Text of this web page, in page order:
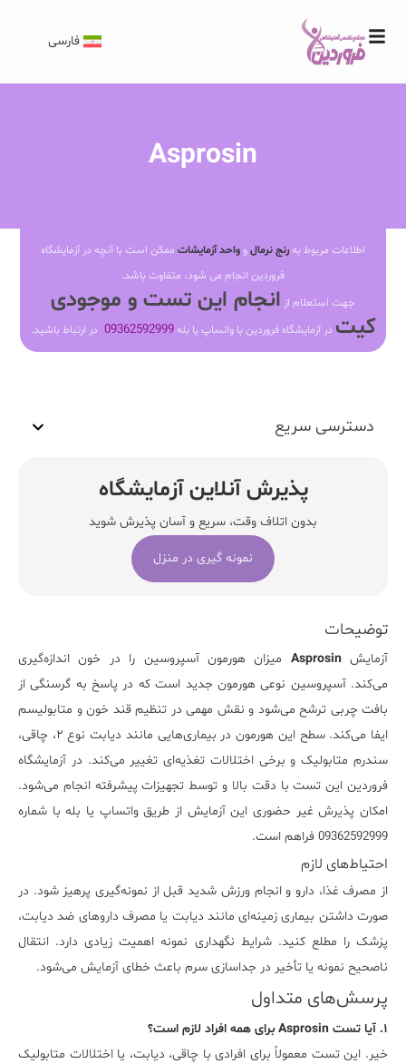
فارسی
Asprosin
اطلاعات مربوط بهرنج نرمالو واحد آزمایشات ممکن است با آنچه در آزمایشگاه
فروردین انجام می شود، متفاوت باشد.
جهت استعلام از انجام این تست و موجودی
کیت در آزمایشگاه فروردین با واتساپ یا بله09362592999 در ارتباط باشید.
توضیحات
آزمایش Asprosin میزان هورمون آسپروسین را در خون اندازه‌گیری
می‌کند. آسپروسین نوعی هورمون جدید است که در پاسخ به گرسنگی از
بافت چربی ترشح می‌شود و نقش مهمی در تنظیم قند خون و متابولیسم
ایفا می‌کند. سطح این هورمون در بیماری‌هایی مانند دیابت نوع ۲، چاقی،
سندرم متابولیک و برخی اختلالات تغذیه‌ای تغییر می‌کند. در آزمایشگاه
فروردین این تست با دقت بالا و توسط تجهیزات پیشرفته انجام می‌شود.
امکان پذیرش غیر حضوری این آزمایش از طریق واتساپ یا بله با شماره
09362592999 فراهم است.
احتیاط‌های لازم
از مصرف غذا، دارو و انجام ورزش شدید قبل از نمونه‌گیری پرهیز شود. در
صورت داشتن بیماری زمینه‌ای مانند دیابت یا مصرف داروهای ضد دیابت،
پزشک را مطلع کنید. شرایط نگهداری نمونه اهمیت زیادی دارد. انتقال
ناصحیح نمونه یا تأخیر در جداسازی سرم باعث خطای آزمایش می‌شود.
پرسش‌های متداول
۱. آیا تست Asprosin برای همه افراد لازم است؟
خیر. این تست معمولاً برای افرادی با چاقی، دیابت، یا اختلالات متابولیک
دسترسی سریع
پذیرش آنلاین آزمایشگاه
بدون اتلاف وقت، سریع و آسان پذیرش شوید
نمونه گیری در منزل